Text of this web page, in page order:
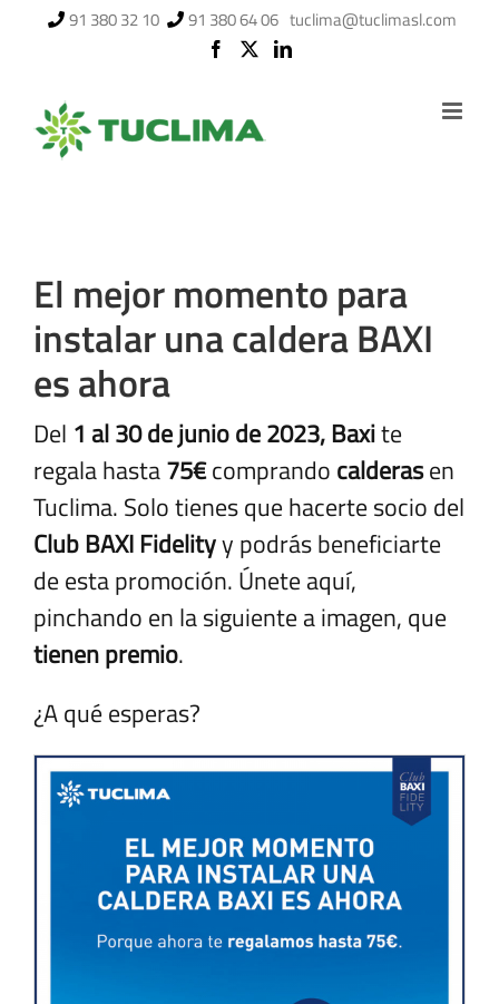
91 380 32 10 91 380 64 06 tuclima@tuclimasl.com
El mejor momento para
instalar una caldera BAXI
es ahora
Del 1 al 30 de junio de 2023, Baxite
regala hasta75€comprando calderasen
Tuclima. Solo tienes que hacerte socio del
Club BAXI Fidelityy podrás beneficiarte
de esta promoción. Únete aquí,
pinchando en la siguiente a imagen, que
tienen premio.
¿A qué esperas?